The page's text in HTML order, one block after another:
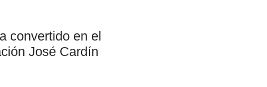
convertido en el
José Cardín